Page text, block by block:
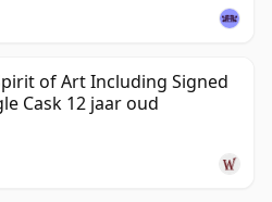
of Art Including Signed
Cask 12 jaar oud